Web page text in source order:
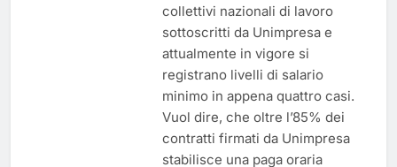
collettivi nazionali di lavoro
sottoscritti da Unimpresa e
attualmente in vigore si
registrano livelli di salario
minimo in appena quattro casi.
Vuol dire, che oltre l’85% dei
contratti firmati da Unimpresa
stabilisce una paga oraria